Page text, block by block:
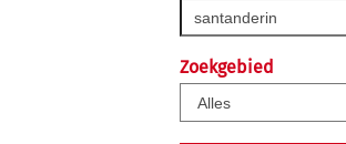
Zoekgebied